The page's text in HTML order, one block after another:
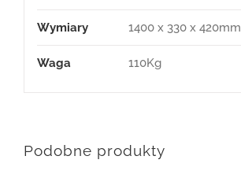
Wymiary 1400 x 330 x 420mm
Waga 110Kg
Podobne produkty